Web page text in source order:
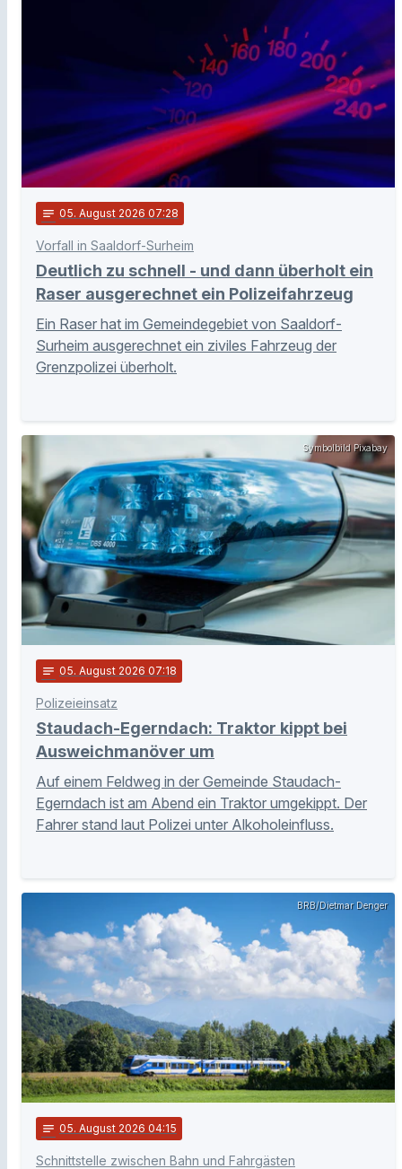
notes 05. August 2026 07:28
Vorfall in Saaldorf-Surheim
Deutlich zu schnell - und dann überholt ein
Raser ausgerechnet ein Polizeifahrzeug
Ein Raser hat im Gemeindegebiet von Saaldorf-
Surheim ausgerechnet ein ziviles Fahrzeug der
Grenzpolizei überholt.
Symbolbild Pixabay
notes 05. August 2026 07:18
Polizeieinsatz
Staudach-Egerndach: Traktor kippt bei
Ausweichmanöver um
Auf einem Feldweg in der Gemeinde Staudach-
Egerndach ist am Abend ein Traktor umgekippt. Der
Fahrer stand laut Polizei unter Alkoholeinfluss.
BRB/Dietmar Denger
notes 05. August 2026 04:15
Schnittstelle zwischen Bahn und Fahrgästen